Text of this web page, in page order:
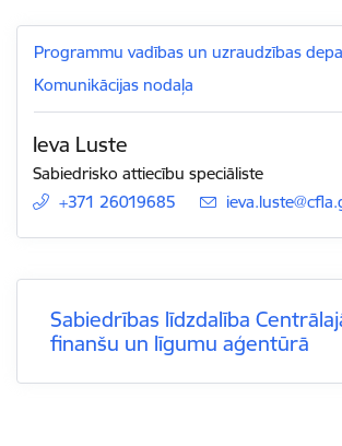
Programmu vadības un uzraudzības
Komunikācijas nodaļa
Ieva Luste
Sabiedrisko attiecību speciāliste
+371 26019685
E-pasts:
Sabiedrības līdzdalība
finanšu un līgumu aģentūrā